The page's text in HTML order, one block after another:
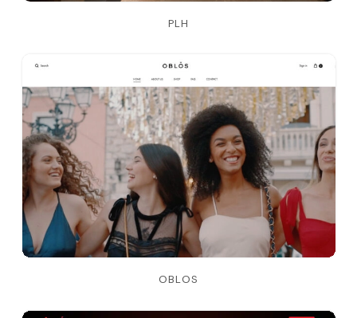
PLH
OBLOS